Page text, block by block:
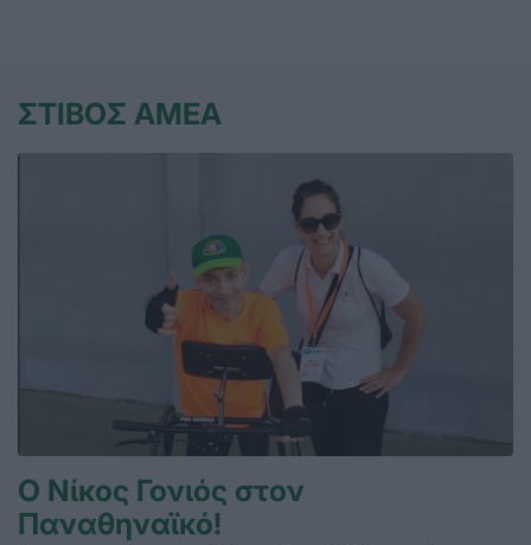
ΣΤΙΒΟΣ ΑΜΕΑ
O Νίκος Γονιός στον
Παναθηναϊκό!